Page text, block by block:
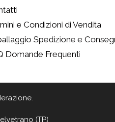
e Condizioni di Vendita
Spedizione e
Domande Frequenti
(TP)